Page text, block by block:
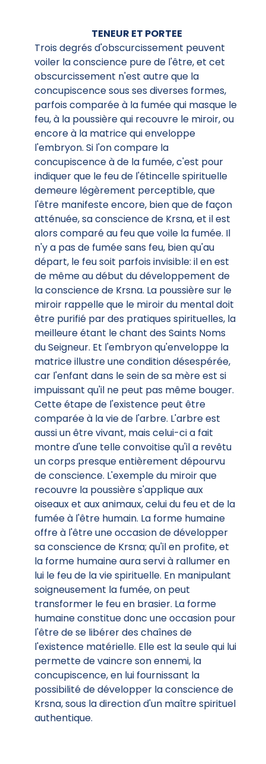
TENEUR ET PORTEE
Trois degrés d'obscurcissement peuvent
voiler la conscience pure de l'être, et cet
obscurcissement n'est autre que la
concupiscence sous ses diverses formes,
parfois comparée à la fumée qui masque le
feu, à la poussière qui recouvre le miroir, ou
encore à la matrice qui enveloppe
l'embryon. Si l'on compare la
concupiscence à de la fumée, c'est pour
indiquer que le feu de l'étincelle spirituelle
demeure légèrement perceptible, que
l'être manifeste encore, bien que de façon
atténuée, sa conscience de Krsna, et il est
alors comparé au feu que voile la fumée. Il
n'y a pas de fumée sans feu, bien qu'au
départ, le feu soit parfois invisible: il en est
de même au début du développement de
la conscience de Krsna. La poussière sur le
miroir rappelle que le miroir du mental doit
être purifié par des pratiques spirituelles, la
meilleure étant le chant des Saints Noms
du Seigneur. Et l'embryon qu'enveloppe la
matrice illustre une condition désespérée,
car l'enfant dans le sein de sa mère est si
impuissant qu'il ne peut pas même bouger.
Cette étape de l'existence peut être
comparée à la vie de l'arbre. L'arbre est
aussi un être vivant, mais celui-ci a fait
montre d'une telle convoitise qu'il a revêtu
un corps presque entièrement dépourvu
de conscience. L'exemple du miroir que
recouvre la poussière s'applique aux
oiseaux et aux animaux, celui du feu et de la
fumée à l'être humain. La forme humaine
offre à l'être une occasion de développer
sa conscience de Krsna; qu'il en profite, et
la forme humaine aura servi à rallumer en
lui le feu de la vie spirituelle. En manipulant
soigneusement la fumée, on peut
transformer le feu en brasier. La forme
humaine constitue donc une occasion pour
l'être de se libérer des chaînes de
l'existence matérielle. Elle est la seule qui lui
permette de vaincre son ennemi, la
concupiscence, en lui fournissant la
possibilité de développer la conscience de
Krsna, sous la direction d'un maître spirituel
authentique.